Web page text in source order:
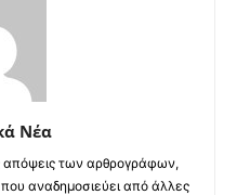
Νέα
απόψεις των αρθρογράφων,
αναδημοσιεύει από άλλες